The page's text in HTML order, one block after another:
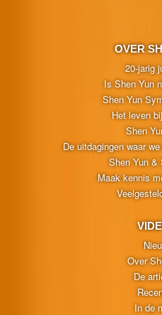
OVER
20-jarig
Is Shen Yun
Shen Yun
Het leven
Shen
De uitdagingen waar
Shen Yun &
Maak kennis
Over
De
In de